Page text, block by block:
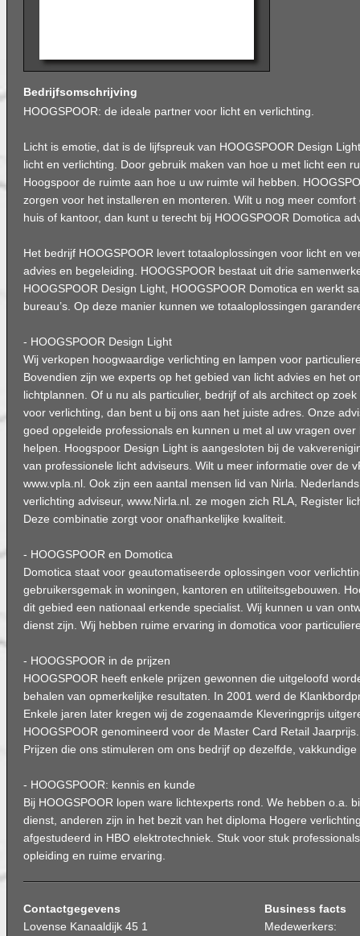
Bedrijfsomschrijving
HOOGSPOOR: de ideale partner voor licht en verlichting.
Licht is emotie, dat is de lijfspreuk van HOOGSPOOR Design
licht en verlichting. Door gebruik maken van hoe u met licht een
Hoogspoor de ruimte aan hoe u uw ruimte wil hebben.
zorgen voor het installeren en monteren. Wilt u nog meer
huis of kantoor, dan kunt u terecht bij HOOGSPOOR Domotica
Het bedrijf HOOGSPOOR levert totaaloplossingen voor licht en
advies en begeleiding. HOOGSPOOR bestaat uit drie
HOOGSPOOR Design Light, HOOGSPOOR Domotica en werkt
bureau’s. Op deze manier kunnen we totaaloplossingen
- HOOGSPOOR Design Light
Wij verkopen hoogwaardige verlichting en lampen voor
Bovendien zijn we experts op het gebied van licht advies en het
lichtplannen. Of u nu als particulier, bedrijf of als architect op
voor verlichting, dan bent u bij ons aan het juiste adres. Onze
goed opgeleide professionals en kunnen u met al uw vragen over
helpen. Hoogspoor Design Light is aangesloten bij de
van professionele licht adviseurs. Wilt u meer informatie over de
www.vpla.nl. Ook zijn een aantal mensen lid van Nirla.
verlichting adviseur, www.Nirla.nl. ze mogen zich RLA, Register
Deze combinatie zorgt voor onafhankelijke kwaliteit.
- HOOGSPOOR en Domotica
Domotica staat voor geautomatiseerde oplossingen voor
gebruikersgemak in woningen, kantoren en utiliteitsgebouwen.
dit gebied een nationaal erkende specialist. Wij kunnen u van
dienst zijn. Wij hebben ruime ervaring in domotica voor
- HOOGSPOOR in de prijzen
HOOGSPOOR heeft enkele prijzen gewonnen die uitgeloofd
behalen van opmerkelijke resultaten. In 2001 werd de
Enkele jaren later kregen wij de zogenaamde Kleveringprijs
HOOGSPOOR genomineerd voor de Master Card Retail Jaarprijs.
Prijzen die ons stimuleren om ons bedrijf op dezelfde,
- HOOGSPOOR: kennis en kunde
Bij HOOGSPOOR lopen ware lichtexperts rond. We hebben o.a.
dienst, anderen zijn in het bezit van het diploma Hogere
afgestudeerd in HBO elektrotechniek. Stuk voor stuk
opleiding en ruime ervaring.
Contactgegevens
Lovense Kanaaldijk 45 1
Business facts
Medewerkers: